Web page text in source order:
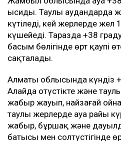
ысиды. Таулы аудандарда
күтіледі, кей жерлерде жел
күшейеді. Таразда +38
басым бөлігінде өрт қаупі
сақталады.
Алматы облысында күндіз
Алайда оңтүстікте және
жаңбыр жауып, найзағай
таулы жерлерде ауа райы
жаңбыр, бұршақ және дауылды
батысы мен солтүстігінде